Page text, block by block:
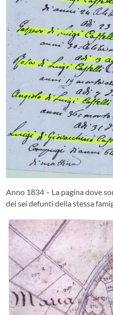
Anno 1834 – La pagina dove
dei sei defunti della stessa